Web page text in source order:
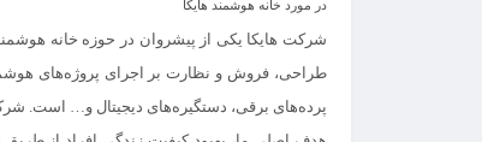
در مورد خانه هوشمند هایکا
شرکت هایکا یکی از پیشروان در حوزه خانه
طراحی، فروش و نظارت بر اجرای پروژه‌های
پرده‌های برقی، دستگیره‌های دیجیتال و… است.